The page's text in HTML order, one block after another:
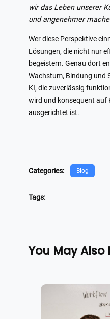
wir das Leben unserer
und angenehmer
Wer diese Perspektive
Lösungen, die nicht nur
begeistern. Genau dort
Wachstum, Bindung und
KI, die zuverlässig
wird und konsequent auf
ausgerichtet ist.
Categories: Blog
Tags:
You May Also